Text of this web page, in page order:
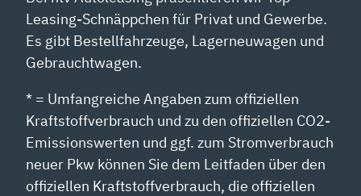
Leasing-Schnäppchen für Privat und Gewerbe.
Es gibt Bestellfahrzeuge, Lagerneuwagen und
Gebrauchtwagen.
* = Umfangreiche Angaben zum offiziellen
Kraftstoffverbrauch und zu den offiziellen CO2-
Emissionswerten und ggf. zum Stromverbrauch
neuer Pkw können Sie dem Leitfaden über den
offiziellen Kraftstoffverbrauch, die offiziellen